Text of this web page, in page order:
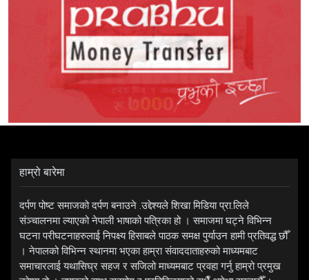
हाम्रो बारेमा
दर्पण पोष्ट समाजको दर्पण बनाउने .उद्देश्यले शिखा मिडिया प्रा.लिले
संञ्चालनमा ल्याएको नेपाली भाषाको पत्रिका हो । समाजमा घट्ने विभिन्न
घटना परीघटनाहरुलाई निपक्ष्य हिसाबले पाठक समक्ष पुर्याउन हामी प्रतिवद्ध छौँ
। नेपालको विभिन्न स्थानमा भएका हाम्रा संवाददाताहरुको माध्यमबाट
समाचारलाई यथासिघ्र सहज र सजिलो माध्यमबाट प्रवहा गर्नु हाम्रो प्रमुख